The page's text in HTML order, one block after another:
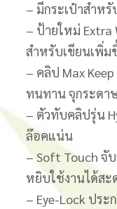
– มีกระเป๋าสำห
– ป้ายใหม่ Extra
สำหรับเขียนเพิ่ม
– คลิป Max
ทนทาน จุกระดา
– ตัวทับคลิปรุ่น
ล๊อคแน่น
– Soft Touch จั
หยิบใช้งานได้สะ
– Eye-Lock ปร